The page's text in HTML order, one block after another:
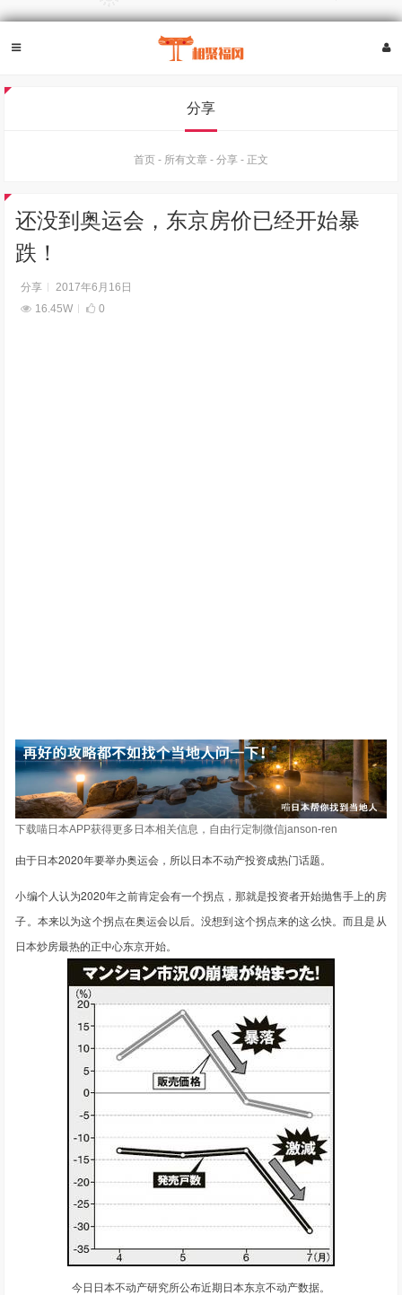
分享
首页 - 所有文章 - 分享 - 正文
还没到奥运会，东京房价已经开始暴
跌！
分享
2017年6月16日
16.45W
0
下载喵日本APP获得更多日本相关信息，自由行定制微信janson-ren
由于日本2020年要举办奥运会，所以日本不动产投资成热门话题。
小编个人认为2020年之前肯定会有一个拐点，那就是投资者开始抛售手上的房
子。本来以为这个拐点在奥运会以后。没想到这个拐点来的这么快。而且是从
日本炒房最热的正中心东京开始。
今日日本不动产研究所公布近期日本东京不动产数据。